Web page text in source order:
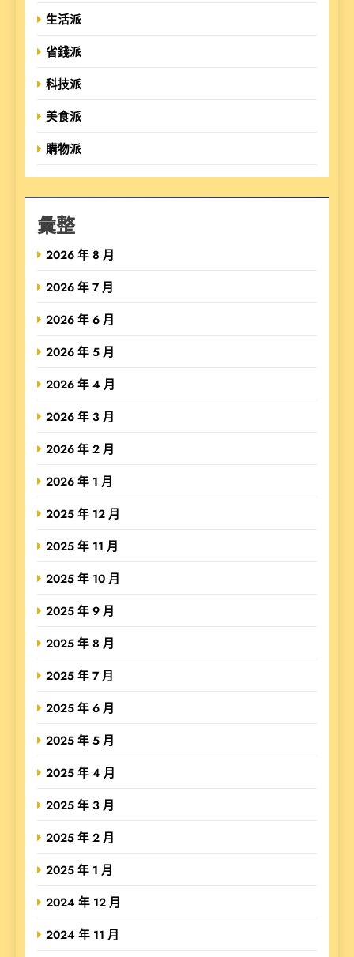
生活派
省錢派
科技派
美食派
購物派
彙整
2026 年 8 月
2026 年 7 月
2026 年 6 月
2026 年 5 月
2026 年 4 月
2026 年 3 月
2026 年 2 月
2026 年 1 月
2025 年 12 月
2025 年 11 月
2025 年 10 月
2025 年 9 月
2025 年 8 月
2025 年 7 月
2025 年 6 月
2025 年 5 月
2025 年 4 月
2025 年 3 月
2025 年 2 月
2025 年 1 月
2024 年 12 月
2024 年 11 月